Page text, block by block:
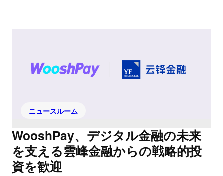
ニュースルーム
WooshPay、デジタル金融の未来
を支える雲峰金融からの戦略的投
資を歓迎